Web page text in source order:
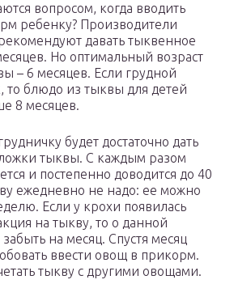
вопросом, когда вводить
ребенку? Производители
давать тыквенное
Но оптимальный возраст
– 6 месяцев. Если грудной
то блюдо из тыквы для детей
8 месяцев.
будет достаточно дать
тыквы. С каждым разом
и постепенно доводится до 40
ежедневно не надо: ее можно
Если у крохи появилась
на тыкву, то о данной
на месяц. Спустя месяц
ввести овощ в прикорм.
тыкву с другими овощами.